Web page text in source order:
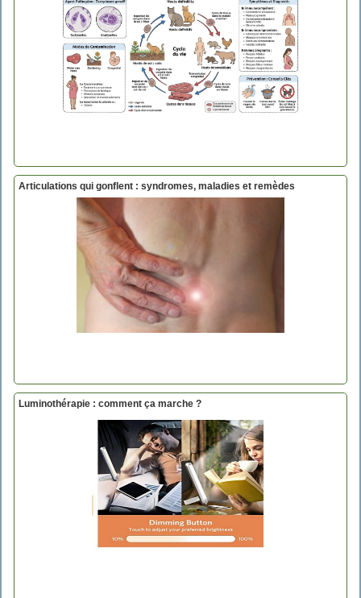
Articulations qui gonflent : syndromes, maladies et remèdes
Luminothérapie : comment ça marche ?